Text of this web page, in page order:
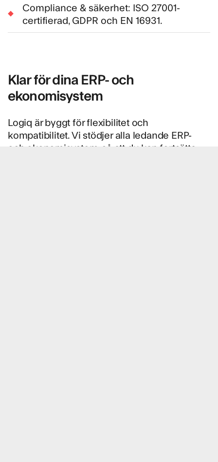
Compliance & säkerhet: ISO 27001-
certifierad, GDPR och EN 16931.
Klar för dina ERP- och
ekonomisystem
Logiq är byggt för flexibilitet och
kompatibilitet. Vi stödjer alla ledande ERP-
och ekonomisystem, så att du kan fortsätta